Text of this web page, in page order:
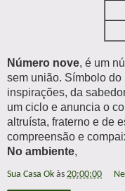
Número nove, é um
sem união. Símbolo
inspirações, da
um ciclo e anuncia o
altruísta, fraterno e de
compreensão e
No ambiente,
Sua Casa Ok às 20:00:00